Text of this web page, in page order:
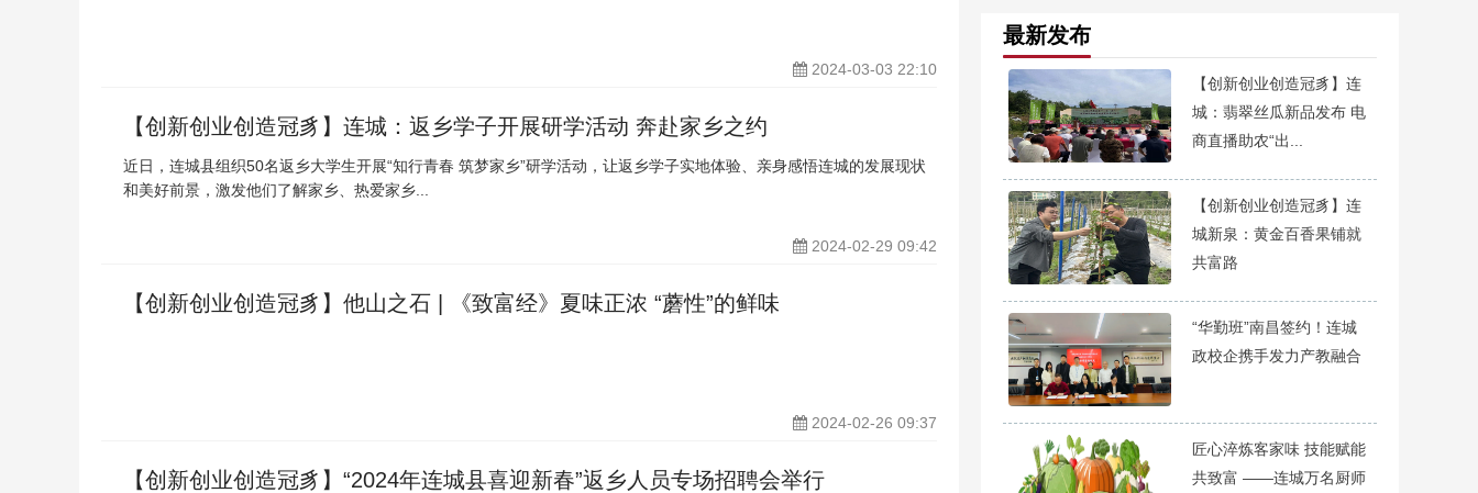
2024-03-03 22:10
【创新创业创造冠豸】连城：返乡学子开展研学活动 奔赴家乡之约
近日，连城县组织50名返乡大学生开展“知行青春 筑梦家乡”研学活动，让返乡学子实地体验、亲身感悟连城的发展现状
和美好前景，激发他们了解家乡、热爱家乡...
2024-02-29 09:42
【创新创业创造冠豸】他山之石 | 《致富经》夏味正浓 “蘑性”的鲜味
2024-02-26 09:37
【创新创业创造冠豸】“2024年连城县喜迎新春”返乡人员专场招聘会举行
最新发布
【创新创业创造冠豸】连
城：翡翠丝瓜新品发布 电
商直播助农“出...
【创新创业创造冠豸】连
城新泉：黄金百香果铺就
共富路
“华勤班”南昌签约！连城
政校企携手发力产教融合
匠心淬炼客家味 技能赋能
共致富 ——连城万名厨师